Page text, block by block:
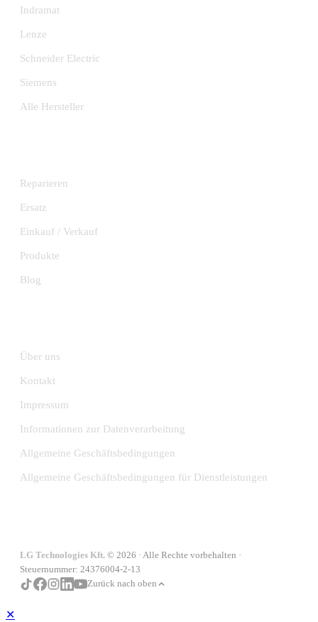
Indramat
Lenze
Schneider Electric
Siemens
Alle Hersteller
Reparieren
Ersatz
Einkauf / Verkauf
Produkte
Blog
Über uns
Kontakt
Impressum
Informationen zur Datenverarbeitung
Allgemeine Geschäftsbedingungen
Allgemeine Geschäftsbedingungen für Dienstleistungen
LG Technologies Kft. © 2026 · Alle Rechte vorbehalten ·
Steuernummer: 24376004-2-13
Zurück nach oben
✕